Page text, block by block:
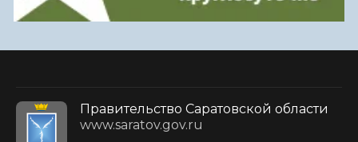
Правительство Саратовской области
www.saratov.gov.ru